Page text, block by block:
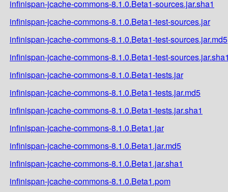
infinispan-jcache-commons-8.1.0.Beta1-sources.jar.sha1
infinispan-jcache-commons-8.1.0.Beta1-test-sources.jar
infinispan-jcache-commons-8.1.0.Beta1-test-sources.jar.md5
infinispan-jcache-commons-8.1.0.Beta1-test-
infinispan-jcache-commons-8.1.0.Beta1-tests.jar
infinispan-jcache-commons-8.1.0.Beta1-tests.jar.md5
infinispan-jcache-commons-8.1.0.Beta1-tests.jar.sha1
infinispan-jcache-commons-8.1.0.Beta1.jar
infinispan-jcache-commons-8.1.0.Beta1.jar.md5
infinispan-jcache-commons-8.1.0.Beta1.jar.sha1
infinispan-jcache-commons-8.1.0.Beta1.pom